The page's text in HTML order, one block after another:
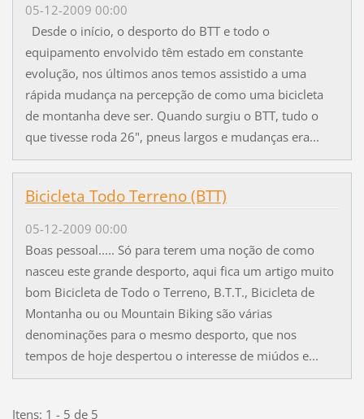
05-12-2009 00:00
Desde o início, o desporto do BTT e todo o
equipamento envolvido têm estado em constante
evolução, nos últimos anos temos assistido a uma
rápida mudança na percepção de como uma bicicleta
de montanha deve ser. Quando surgiu o BTT, tudo o
que tivesse roda 26", pneus largos e mudanças era...
Bicicleta Todo Terreno (BTT)
05-12-2009 00:00
Boas pessoal..... Só para terem uma noção de como
nasceu este grande desporto, aqui fica um artigo muito
bom Bicicleta de Todo o Terreno, B.T.T., Bicicleta de
Montanha ou ou Mountain Biking são várias
denominações para o mesmo desporto, que nos
tempos de hoje despertou o interesse de miúdos e...
Itens: 1 - 5 de 5